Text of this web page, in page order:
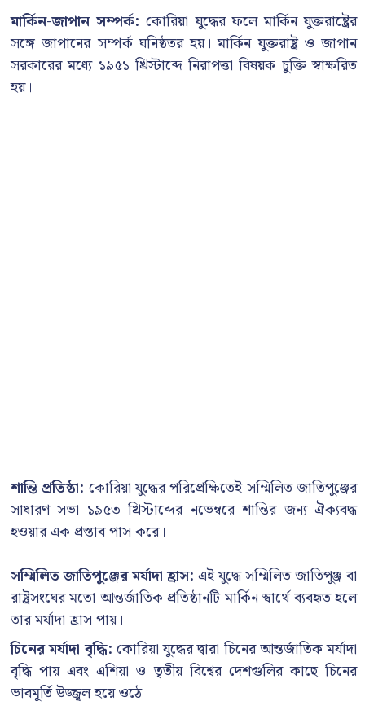
মার্কিন-জাপান সম্পর্ক:কোরিয়া যুদ্ধের ফলে মার্কিন যুক্তরাষ্ট্রের
সঙ্গে জাপানের সম্পর্ক ঘনিষ্ঠতর হয়। মার্কিন যুক্তরাষ্ট্র ও জাপান
সরকারের মধ্যে ১৯৫১ খ্রিস্টাব্দে নিরাপত্তা বিষয়ক চুক্তি স্বাক্ষরিত
হয়।
শান্তি প্রতিষ্ঠা: কোরিয়া যুদ্ধের পরিপ্রেক্ষিতেই সম্মিলিত জাতিপুঞ্জের
সাধারণ সভা ১৯৫৩ খ্রিস্টাব্দের নভেম্বরে শান্তির জন্য ঐক্যবদ্ধ
হওয়ার এক প্রস্তাব পাস করে।
সম্মিলিত জাতিপুঞ্জের মর্যাদা হ্রাস: এই যুদ্ধে সম্মিলিত জাতিপুঞ্জ বা
রাষ্ট্রসংঘের মতো আন্তর্জাতিক প্রতিষ্ঠানটি মার্কিন স্বার্থে ব্যবহৃত হলে
তার মর্যাদা হ্রাস পায়।
চিনের মর্যাদা বৃদ্ধি: কোরিয়া যুদ্ধের দ্বারা চিনের আন্তর্জাতিক মর্যাদা
বৃদ্ধি পায় এবং এশিয়া ও তৃতীয় বিশ্বের দেশগুলির কাছে চিনের
ভাবমূর্তি উজ্জ্বল হয়ে ওঠে।